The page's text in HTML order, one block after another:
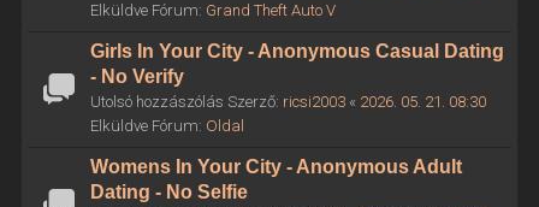
Elküldve Fórum: Grand Theft Auto V
Girls In Your City - Anonymous Casual Dating
- No Verify
Utolsó hozzászólás Szerző: ricsi2003« 2026. 05. 21. 08:30
Elküldve Fórum: Oldal
Womens In Your City - Anonymous Adult
Dating - No Selfie